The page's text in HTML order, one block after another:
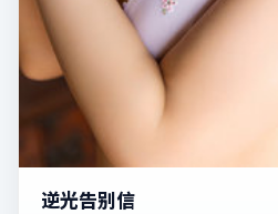
逆光告别信